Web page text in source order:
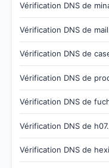
Vérification DNS de
Vérification DNS de
Vérification DNS de
Vérification DNS de
Vérification DNS de
Vérification DNS de
Vérification DNS de